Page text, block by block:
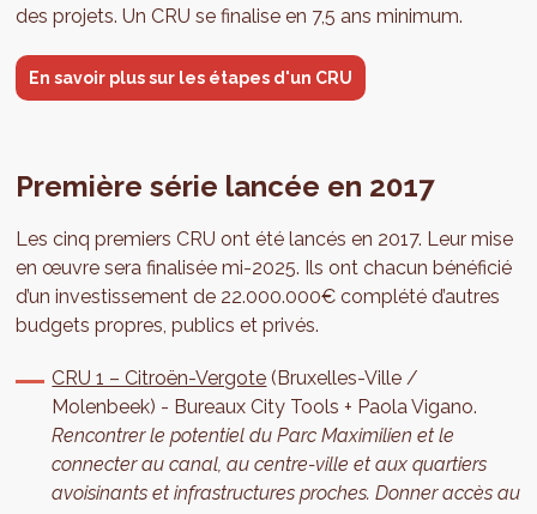
des projets. Un CRU se finalise en 7,5 ans minimum.
En savoir plus sur les étapes d'un CRU
Première série lancée en 2017
Les cinq premiers CRU ont été lancés en 2017. Leur mise
en œuvre sera finalisée mi-2025. Ils ont chacun bénéficié
d’un investissement de 22.000.000€ complété d’autres
budgets propres, publics et privés.
CRU 1 – Citroën-Vergote (Bruxelles-Ville /
Molenbeek) - Bureaux City Tools + Paola Vigano.
Rencontrer le potentiel du Parc Maximilien et le
connecter au canal, au centre-ville et aux quartiers
avoisinants et infrastructures proches. Donner accès au